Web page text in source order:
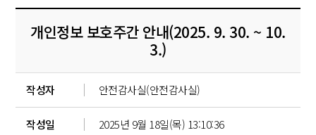
개인정보 보호주간 안내(2025. 9. 30. ~ 10.
3.)
작성자 안전감사실(안전감사실)
작성일 2025년 9월 18일(목) 13:10:36